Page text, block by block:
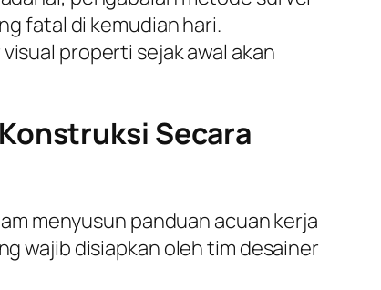
fatal di kemudian hari.
properti sejak awal akan
Secara
menyusun panduan acuan kerja
wajib disiapkan oleh tim desainer